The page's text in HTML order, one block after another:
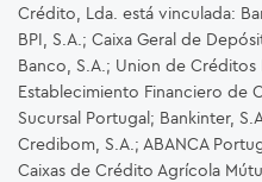
Crédito, Lda. está vinculada:
BPI, S.A.; Caixa Geral de
Banco, S.A.; Union de Créditos
Establecimiento Financiero de
Sucursal Portugal; Bankinter,
Credibom, S.A.; ABANCA
Caixas de Crédito Agrícola